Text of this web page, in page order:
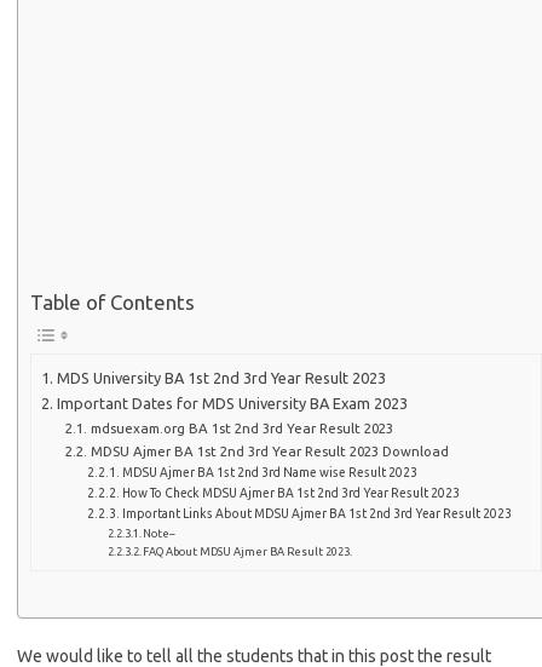
Table of Contents
MDS University BA 1st 2nd 3rd Year Result 2023
Important Dates for MDS University BA Exam 2023
mdsuexam.org BA 1st 2nd 3rd Year Result 2023
MDSU Ajmer BA 1st 2nd 3rd Year Result 2023 Download
MDSU Ajmer BA 1st 2nd 3rd Name wise Result 2023
How To Check MDSU Ajmer BA 1st 2nd 3rd Year Result 2023
Important Links About MDSU Ajmer BA 1st 2nd 3rd Year Result 2023
Note–
FAQ About MDSU Ajmer BA Result 2023.
We would like to tell all the students that in this post the result